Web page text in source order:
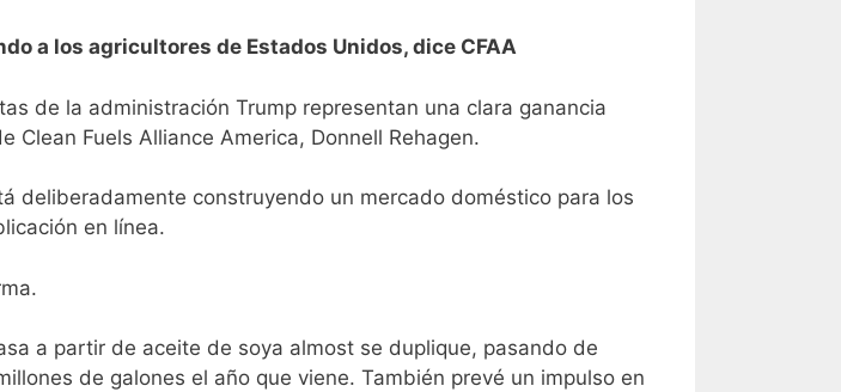
a los agricultores de Estados Unidos, dice CFAA
de la administración Trump representan una clara ganancia
Fuels Alliance America, Donnell Rehagen.
deliberadamente construyendo un mercado doméstico para los
en línea.
a partir de aceite de soya almost se duplique, pasando de
de galones el año que viene. También prevé un impulso en